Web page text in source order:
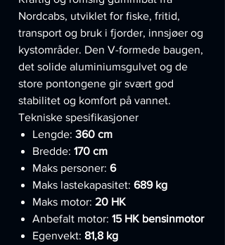
Nordcabs, utviklet for fiske, fritid,
transport og bruk i fjorder, innsjøer og
kystområder. Den V-formede baugen,
det solide aluminiumsgulvet og de
store pontongene gir svært god
stabilitet og komfort på vannet.
Tekniske spesifikasjoner
Lengde: 360 cm
Bredde: 170 cm
Maks personer: 6
Maks lastekapasitet: 689 kg
Maks motor: 20 HK
Anbefalt motor: 15 HK bensinmotor
Egenvekt: 81,8 kg